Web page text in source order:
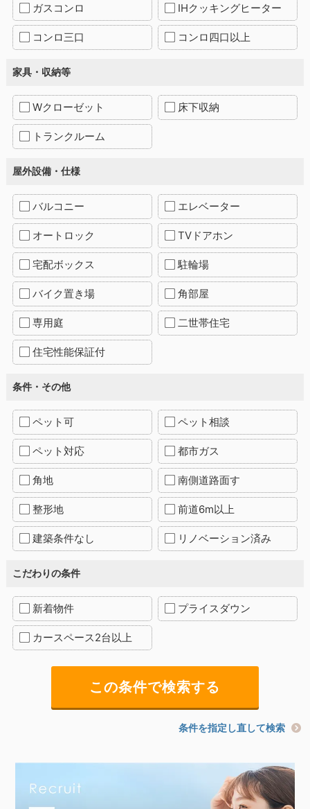
ガスコンロ IHクッキングヒーター
コンロ三口 コンロ四口以上
家具・収納等
Wクローゼット 床下収納
トランクルーム
屋外設備・仕様
バルコニー エレベーター
オートロック TVドアホン
宅配ボックス 駐輪場
バイク置き場 角部屋
専用庭 二世帯住宅
住宅性能保証付
条件・その他
ペット可 ペット相談
ペット対応 都市ガス
角地 南側道路面す
整形地 前道6m以上
建築条件なし リノベーション済み
こだわりの条件
新着物件 プライスダウン
カースペース2台以上
条件を指定し直して検索